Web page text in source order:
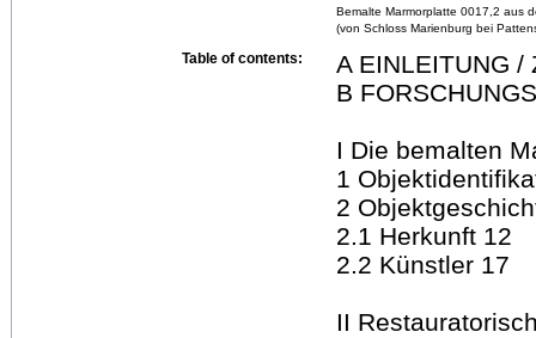
Bemalte Marmorplatte 0017,2 aus
(von Schloss Marienburg bei
Table of contents:
A EINLEITUNG /
B
I Die bemalten
1
2
2.1 Herkunft 12
2.2 Künstler 17
II